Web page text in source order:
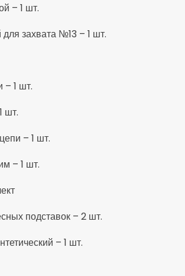
– 1 шт.
захвата №13 – 1 шт.
– 1 шт.
шт.
– 1 шт.
– 1 шт.
подставок – 2 шт.
– 1 шт.